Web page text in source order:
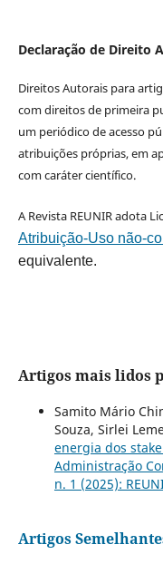
Declaração de Direito
Direitos Autorais para
com direitos de primeira
um periódico de acesso
atribuições próprias, em
com caráter científico.
A Revista REUNIR adota
Atribuição-Uso não-
equivalente.
Artigos mais lidos
Samito Mário
Souza, Sirlei
energia dos
Administração
n. 1 (2025):
Artigos